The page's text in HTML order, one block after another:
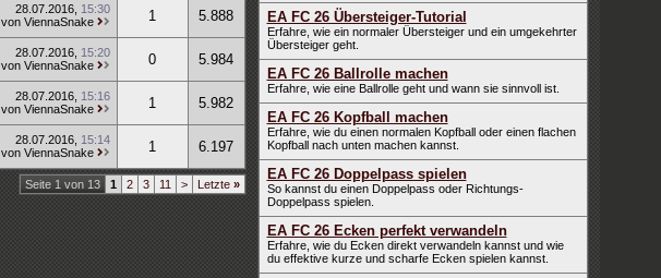
28.07.2016, 15:30
von ViennaSnake
1 5.888
28.07.2016, 15:20
von ViennaSnake
0 5.984
28.07.2016, 15:16
von ViennaSnake
1 5.982
28.07.2016, 15:14
von ViennaSnake
1 6.197
Seite 1 von 13 1 2 3 11 > Letzte »
EA FC 26 Übersteiger-Tutorial
Erfahre, wie ein normaler Übersteiger und ein umgekehrter
Übersteiger geht.
EA FC 26 Ballrolle machen
Erfahre, wie eine Ballrolle geht und wann sie sinnvoll ist.
EA FC 26 Kopfball machen
Erfahre, wie du einen normalen Kopfball oder einen flachen
Kopfball nach unten machen kannst.
EA FC 26 Doppelpass spielen
So kannst du einen Doppelpass oder Richtungs-
Doppelpass spielen.
EA FC 26 Ecken perfekt verwandeln
Erfahre, wie du Ecken direkt verwandeln kannst und wie
du effektive kurze und scharfe Ecken spielen kannst.